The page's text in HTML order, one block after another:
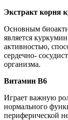
Экстракт корня
Основным
является
активностью,
сердечно-
организма.
Витамин В6
Играет важную
нормального
периферической